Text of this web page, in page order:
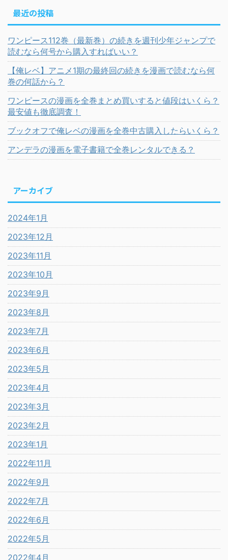
最近の投稿
ワンピース112巻（最新巻）の続きを週刊少年ジャンプで
読むなら何号から購入すればいい？
【俺レベ】アニメ1期の最終回の続きを漫画で読むなら何
巻の何話から？
ワンピースの漫画を全巻まとめ買いすると値段はいくら？
最安値も徹底調査！
ブックオフで俺レベの漫画を全巻中古購入したらいくら？
アンデラの漫画を電子書籍で全巻レンタルできる？
アーカイブ
2024年1月
2023年12月
2023年11月
2023年10月
2023年9月
2023年8月
2023年7月
2023年6月
2023年5月
2023年4月
2023年3月
2023年2月
2023年1月
2022年11月
2022年9月
2022年7月
2022年6月
2022年5月
2022年4月